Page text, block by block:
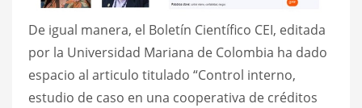
De igual manera, el Boletín Científico CEI, editada
por la Universidad Mariana de Colombia ha dado
espacio al articulo titulado “Control interno,
estudio de caso en una cooperativa de créditos